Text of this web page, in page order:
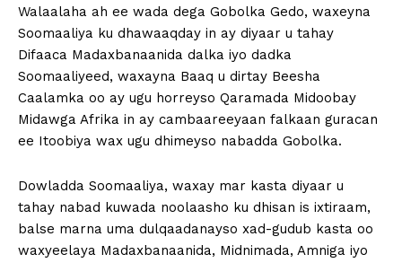
Walaalaha ah ee wada dega Gobolka Gedo, waxeyna
Soomaaliya ku dhawaaqday in ay diyaar u tahay
Difaaca Madaxbanaanida dalka iyo dadka
Soomaaliyeed, waxayna Baaq u dirtay Beesha
Caalamka oo ay ugu horreyso Qaramada Midoobay
Midawga Afrika in ay cambaareeyaan falkaan guracan
ee Itoobiya wax ugu dhimeyso nabadda Gobolka.
Dowladda Soomaaliya, waxay mar kasta diyaar u
tahay nabad kuwada noolaasho ku dhisan is ixtiraam,
balse marna uma dulqaadanayso xad-gudub kasta oo
waxyeelaya Madaxbanaanida, Midnimada, Amniga iyo